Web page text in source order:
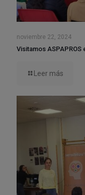
noviembre 22, 2024
Visitamos
Leer más